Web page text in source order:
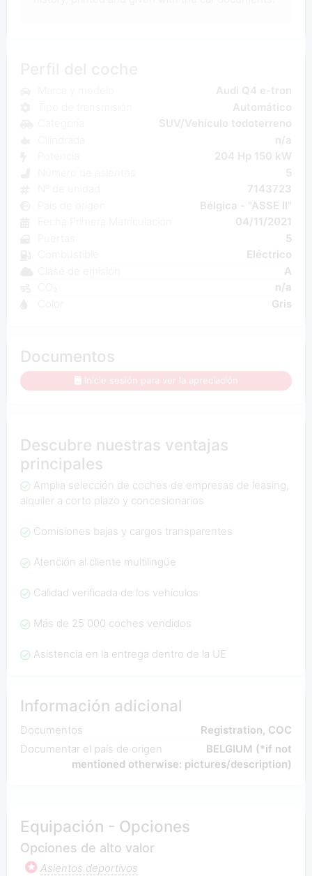
Audi Q4 e-tron
Automático
SUV/Vehículo todoterreno
n/a
204 Hp 150 kW
5
7143723
Bélgica - "ASSE II"
04/11/2021
5
Eléctrico
A
n/a
Gris
Documentos
Inicie sesión para ver la apreciación
Descubre nuestras ventajas
principales
Amplia selección de coches de empresas de leasing,
alquiler a corto plazo y concesionarios
Comisiones bajas y cargos transparentes
Atención al cliente multilingüe
Calidad verificada de los vehículos
Más de 25 000 coches vendidos
Asistencia en la entrega dentro de la UE
Información adicional
Documentos
Registration, COC
Documentar el país de origen
BELGIUM (*if not
mentioned otherwise: pictures/description)
Equipación - Opciones
Opciones de alto valor
Asientos deportivos